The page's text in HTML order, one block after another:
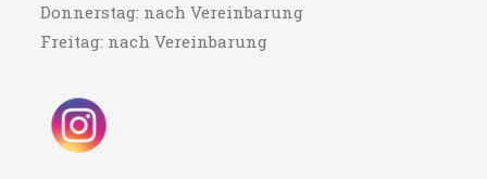
Donnerstag: nach Vereinbarung
Freitag: nach Vereinbarung